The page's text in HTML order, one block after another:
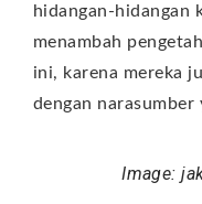
hidangan-hidangan
menambah
ini, karena mereka
dengan narasumber
Image: